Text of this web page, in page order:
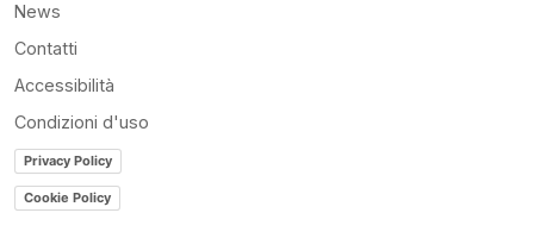
News
Contatti
Accessibilità
Condizioni d'uso
Privacy Policy
Cookie Policy